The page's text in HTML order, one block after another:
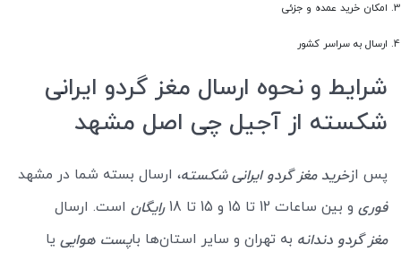
امکان خرید عمده و جزئی
ارسال به سراسر کشور
شرایط و نحوه ارسال مغز گردو ایرانی
شکسته از آجیل چی اصل مشهد
پس ازخرید مغز گردو ایرانی شکسته، ارسال بسته شما در مشهد
فوری و بین ساعات 12 تا 15 و 15 تا 18 رایگان است. ارسال
مغز گردو دندانه به تهران و سایر استان‌ها باپست هوایی یا